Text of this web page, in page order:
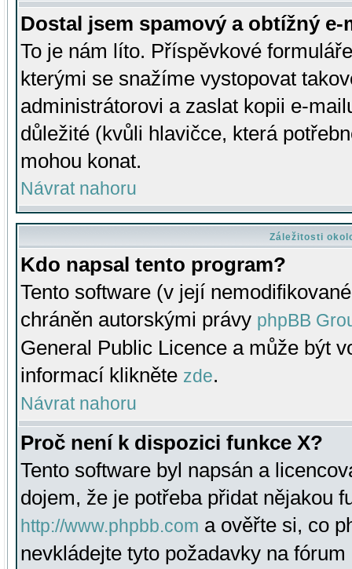
Dostal jsem spamový a obtížný
To je nám líto. Příspěvkové
kterými se snažíme vystopovat
administrátorovi a zaslat kopii e-
důležité (kvůli hlavičce, která
mohou konat.
Návrat nahoru
Záležitosti
Kdo napsal tento program?
Tento software (v její
chráněn autorskými právy phpBB
General Public Licence a může být
informací klikněte zde.
Návrat nahoru
Proč není k dispozici funkce X?
Tento software byl napsán a
dojem, že je potřeba přidat nějakou
http://www.phpbb.com a ověřte si, co
nevkládejte tyto požadavky na